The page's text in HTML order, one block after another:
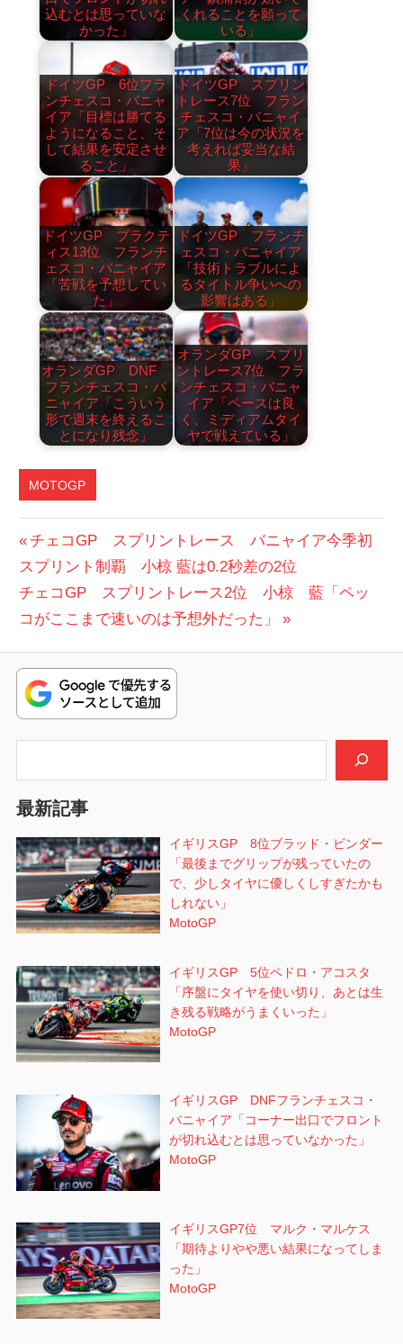
込むとは思っていな
かった」
くれることを願って
いる」
ドイツGP 6位フラ
ンチェスコ・バニャ
イア「目標は勝てる
ようになること、そ
して結果を安定させ
ること」
ドイツGP スプリン
トレース7位 フラン
チェスコ・バニャイ
ア「7位は今の状況を
考えれば妥当な結
果」
ドイツGP プラクテ
ィス13位 フランチ
ェスコ・バニャイア
「苦戦を予想してい
た」
ドイツGP フランチ
ェスコ・バニャイア
「技術トラブルによ
るタイトル争いへの
影響はある」
オランダGP DNF
フランチェスコ・バ
ニャイア「こういう
形で週末を終えるこ
とになり残念」
オランダGP スプリ
ントレース7位 フラ
ンチェスコ・バニャ
イア「ペースは良
く、ミディアムタイ
ヤで戦えている」
MOTOGP
投
稿
ナ
ビ
ゲ
ー
ン
前
の
投
稿:
チェコGP スプリントレース バニャイア今季初
スプリント制覇 小椋 藍は0.2秒差の2位
次
の
稿:
チェコGP スプリントレース2位 小椋 藍「ペッ
コがここまで速いのは予想外だった」
最新記事
イギリスGP 8位ブラッド・ビンダー
「最後までグリップが残っていたの
で、少しタイヤに優しくしすぎたかも
しれない」
MotoGP
イギリスGP 5位ペドロ・アコスタ
「序盤にタイヤを使い切り、あとは生
き残る戦略がうまくいった」
MotoGP
イギリスGP DNFフランチェスコ・
バニャイア「コーナー出口でフロント
が切れ込むとは思っていなかった」
MotoGP
イギリスGP7位 マルク・マルケス
「期待よりやや悪い結果になってしま
った」
MotoGP